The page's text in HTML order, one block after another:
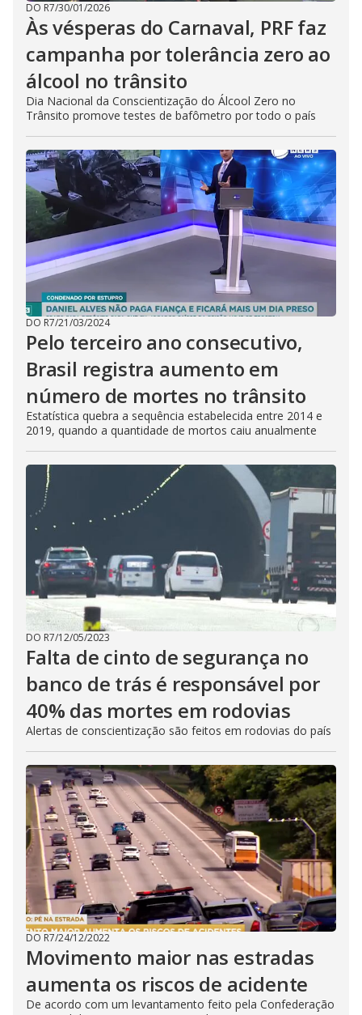
DO R7/30/01/2026
Às vésperas do Carnaval, PRF faz
campanha por tolerância zero ao
álcool no trânsito
Dia Nacional da Conscientização do Álcool Zero no
Trânsito promove testes de bafômetro por todo o país
DO R7/21/03/2024
Pelo terceiro ano consecutivo,
Brasil registra aumento em
número de mortes no trânsito
Estatística quebra a sequência estabelecida entre 2014 e
2019, quando a quantidade de mortos caiu anualmente
DO R7/12/05/2023
Falta de cinto de segurança no
banco de trás é responsável por
40% das mortes em rodovias
Alertas de conscientização são feitos em rodovias do país
DO R7/24/12/2022
Movimento maior nas estradas
aumenta os riscos de acidente
De acordo com um levantamento feito pela Confederação